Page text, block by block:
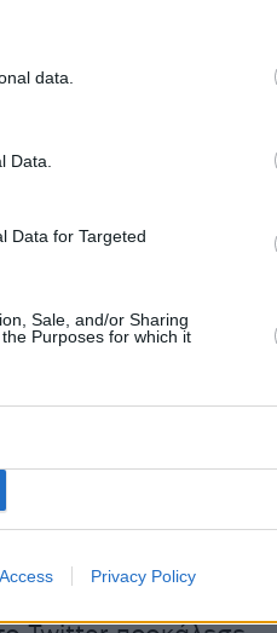
data.
Data.
Data for Targeted
Sale, and/or Sharing
Purposes for which it
Privacy Policy
σημαίνει κορώνα
ενώ έτσι
Ο ιός το
Φράνσεσετ, η οποία
να βρίσκουν έτσι το
στο δρόμο ή στα
από το 1994.
ο άντρας της.